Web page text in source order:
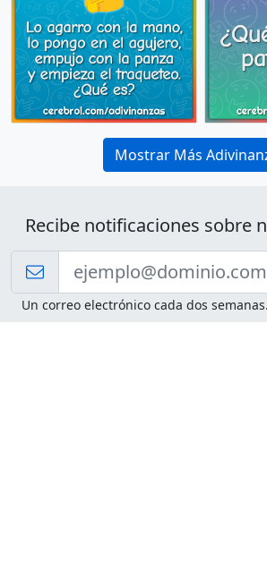
Mostrar Más
Recibe notificaciones sobre
Un correo electrónico cada dos